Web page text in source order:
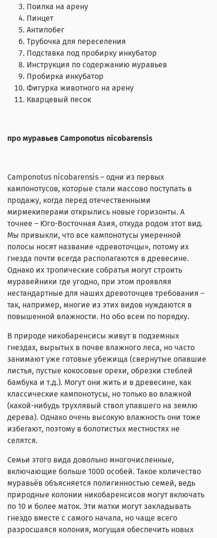
Поилка на арену
Пинцет
Антипобег
Трубочка для переселения
Подставка под пробирку инкубатор
Инструкция по содержанию муравьев
Пробирка инкубатор
Фигурка животного на арену
Кварцевый песок
про муравьев Camponotus nicobarensis
Camponotus nicobarensis – одни из первых
кампонотусов, которые стали массово поступать в
продажу, когда перед отечественными
мирмекиперами открылись новые горизонты. А
точнее – Юго-Восточная Азия, откуда родом этот вид.
Мы привыкли, что все кампонотусы умеренной
полосы носят название «древоточцы», потому их
гнезда почти всегда располагаются в древесине.
Однако их тропические собратья могут строить
муравейники где угодно, при этом проявляя
нестандартные для наших древоточцев требования –
так, например, многие из этих видов нуждаются в
повышенной влажности. Но обо всем по порядку.
В природе никобаренсисы живут в подземных
гнездах, вырытых в почве влажного леса, но часто
занимают уже готовые убежища (свернутые опавшие
листья, пустые кокосовые орехи, обрезки стеблей
бамбука и т.д.). Могут они жить и в древесине, как
классические кампонотусы, но только во влажной
(какой-нибудь трухлявый ствол упавшего на землю
дерева). Однако очень высокую влажность они тоже
избегают, поэтому в болотистых местностях не
селятся.
Семьи этого вида довольно многочисленные,
включающие больше 1000 особей. Такое количество
муравьёв объясняется полигинностью семей, ведь
природные колонии никобаренсисов могут включать
по 10 и более маток. Эти матки могут закладывать
гнездо вместе с самого начала, но чаще всего
разросшаяся колония, могущая обеспечить новых